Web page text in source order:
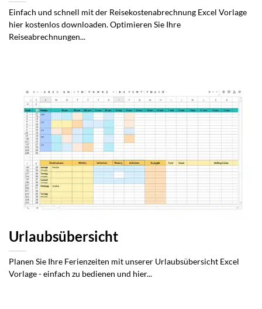
Einfach und schnell mit der Reisekostenabrechnung Excel Vorlage
hier kostenlos downloaden. Optimieren Sie Ihre
Reiseabrechnungen...
Urlaubsübersicht
Planen Sie Ihre Ferienzeiten mit unserer Urlaubsübersicht Excel
Vorlage - einfach zu bedienen und hier...